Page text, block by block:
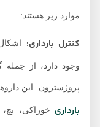
موارد زیر هستند:
کنترل بارداری:اشکال
وجود دارد، از جمله
پروژسترون. این داروها
بارداریخوراکی، پچ، حلقه